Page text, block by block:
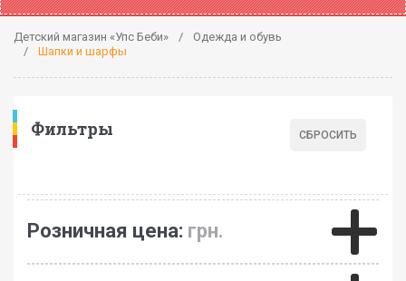
Детский магазин «Упс Беби»
Одежда и обувь
Шапки и шарфы
Фильтры
Розничная цена: грн.